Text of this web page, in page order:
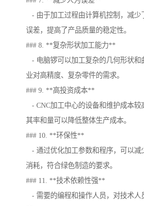
- 由于加工过程由计算机控制，减少
误差，提高了产品质量的稳定性。
### 8. **复杂形状加工能力**
- 电脑锣可以加工复杂的几何形状和
业对高精度、复杂零件的需求。
### 9. **高投资成本**
- CNC加工中心的设备和维护成本较
其率和量可以降低整体生产成本。
### 10. **环保性**
- 通过优化加工参数和程序，可以减
消耗，符合绿色制造的要求。
### 11. **技术依赖性强**
- 需要的编程和操作人员，对技术人